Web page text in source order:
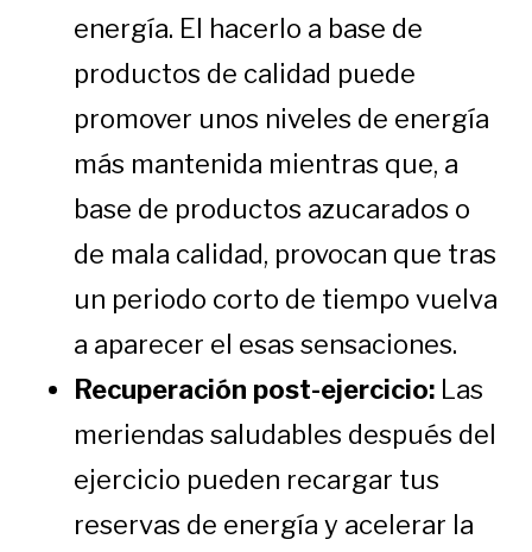
energía. El hacerlo a base de
productos de calidad puede
promover unos niveles de energía
más mantenida mientras que, a
base de productos azucarados o
de mala calidad, provocan que tras
un periodo corto de tiempo vuelva
a aparecer el esas sensaciones.
Recuperación post-ejercicio: Las
meriendas saludables después del
ejercicio pueden recargar tus
reservas de energía y acelerar la